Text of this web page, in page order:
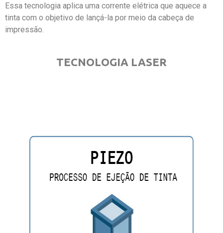
Essa tecnologia aplica uma corrente elétrica que aquece a
tinta com o objetivo de lançá-la por meio da cabeça de
impressão.
TECNOLOGIA LASER